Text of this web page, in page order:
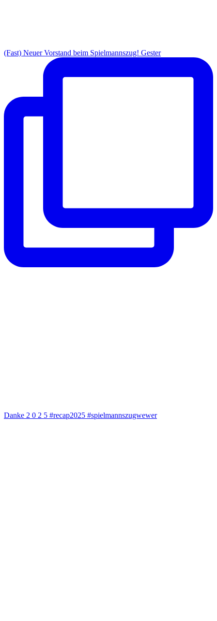
(Fast) Neuer Vorstand beim Spielmannszug! Gester
Danke 2 0 2 5 #recap2025 #spielmannszugwewer